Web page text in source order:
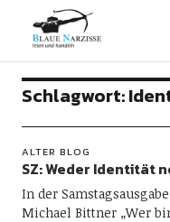
Blaue Narzisse
Schlagwort:
ALTER BLOG
SZ: Weder Identität
In der
Michael Bittner „Wer